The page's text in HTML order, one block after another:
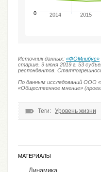
2014 2015
0
Источник данных: «ФОМнибус»
старше. 9 июня 2019 г. 53
респондентов.
По данным исследований ООО
«Общественное мнение»
Теги: Уровень жизни
МАТЕРИАЛЫ
Динамика